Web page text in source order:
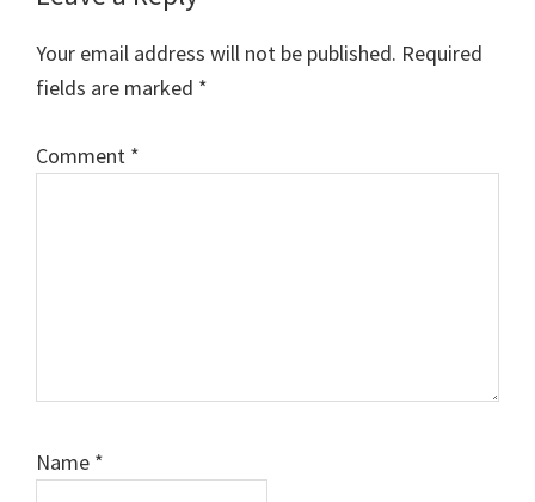
Your email address will not be published. Required
fields are marked *
Comment *
Name *